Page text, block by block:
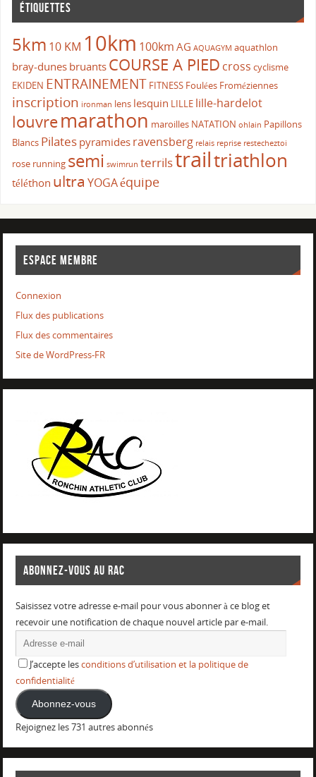
ÉTIQUETTES
5km 10 KM 10km 100km AG AQUAGYM aquathlon
bray-dunes bruants COURSE A PIED cross cyclisme
EKIDEN ENTRAINEMENT FITNESS Foulées Froméziennes
inscription ironman lens lesquin LILLE lille-hardelot
louvremarathon maroilles NATATION ohlain Papillons
Blancs Pilates pyramides ravensberg relais reprise restecheztoi
rose running semi swimrun terrilstrailtriathlon
téléthon ultra YOGAéquipe
ESPACE MEMBRE
Connexion
Flux des publications
Flux des commentaires
Site de WordPress-FR
ABONNEZ-VOUS AU RAC
Saisissez votre adresse e-mail pour vous abonner à ce blog et
recevoir une notification de chaque nouvel article par e-mail.
J’accepte lesconditions d’utilisation et la politique de
confidentialité
Abonnez-vous
Rejoignez les 731 autres abonnés